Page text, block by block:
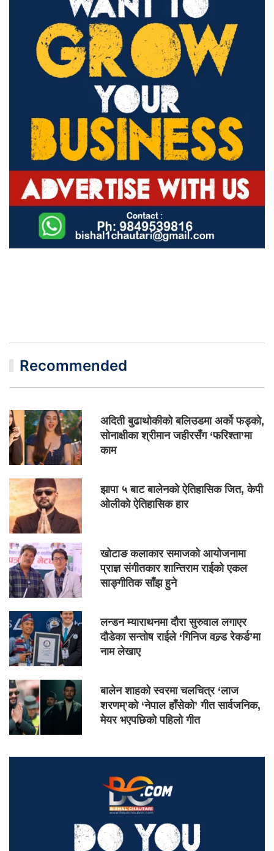
Recommended
अदिती बुढाथोकीको बलिउडमा अर्को फड्को,
सोनाक्षीका श्रीमान जहीरसँग ‘फरिश्ता’मा
काम
झापा ५ बाट बालेनको ऐतिहासिक जित, केपी
ओलीको ऐतिहासिक हार
खोटाङ कलाकार समाजको आयोजनामा
प्राज्ञ संगीतकार शान्तिराम राईको एकल
साङ्गीतिक साँझ हुने
लन्डन म्याराथनमा दौरा सुरुवाल लगाएर
दौडेका सन्तोष राईले ‘गिनिज वल्र्ड रेकर्ड’मा
नाम लेखाए
बालेन शाहको स्वरमा चलचित्र ‘लाज
शरणम्’को ‘नेपाल हाँसेको’ गीत सार्वजनिक,
मेयर भएपछिको पहिलो गीत